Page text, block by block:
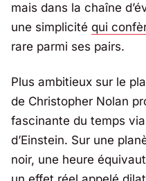
mais dans la chaîne
une simplicité qui
rare parmi ses pairs.
Plus ambitieux sur le
de Christopher Nolan
fascinante du temps
d’Einstein. Sur une
noir, une heure